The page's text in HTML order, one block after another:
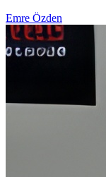
Emre Özden